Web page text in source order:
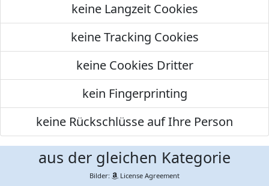
keine Langzeit Cookies
keine Tracking Cookies
keine Cookies Dritter
kein Fingerprinting
keine Rückschlüsse auf Ihre Person
aus der gleichen Kategorie
Bilder: License Agreement